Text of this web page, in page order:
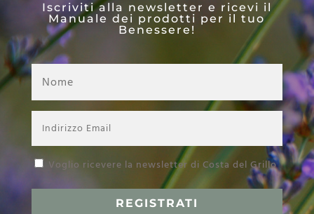
Iscriviti alla newsletter e ricevi il
Manuale dei prodotti per il tuo
Benessere!
Voglio ricevere la newsletter di Costa del Grillo
REGISTRATI